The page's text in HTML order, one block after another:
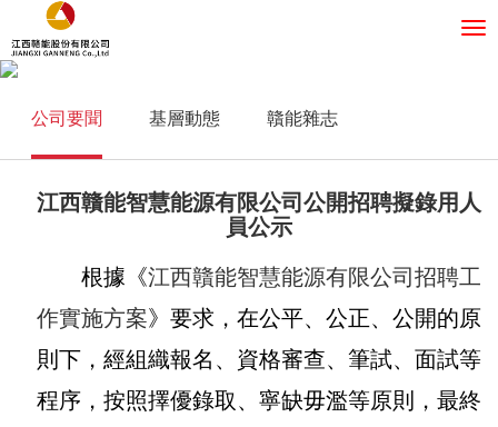
公司要聞 基層動態 贛能雜志
江西贛能智慧能源有限公司公開招聘擬錄用人
員公示
根據《江西贛能智慧能源有限公司招聘工
作實施方案》要求，在公平、公正、公開的原
則下，經組織報名、資格審查、筆試、面試等
程序，按照擇優錄取、寧缺毋濫等原則，最終